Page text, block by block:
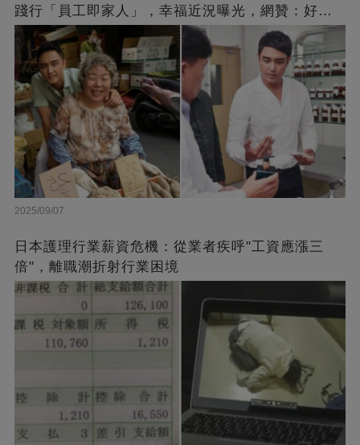
踐行「員工即家人」，幸福近況曝光，網贊：好老
闆的福報
2025/09/07
日本護理行業薪資危機：從業者疾呼"工資應漲三
倍"，離職潮折射行業困境